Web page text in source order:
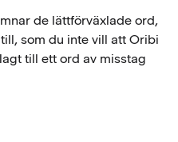
de lättförväxlade ord,
som du inte vill att Oribi
till ett ord av misstag